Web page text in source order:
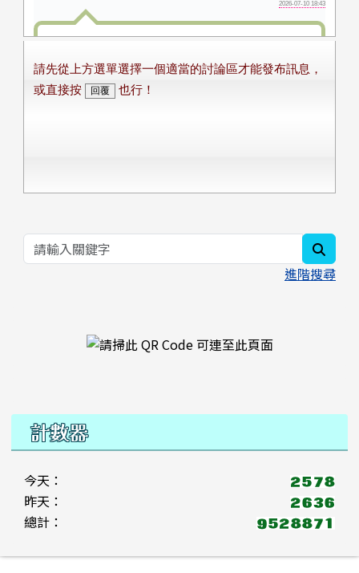
進階搜尋
右邊區域內容
計數器
今天：
昨天：
總計：